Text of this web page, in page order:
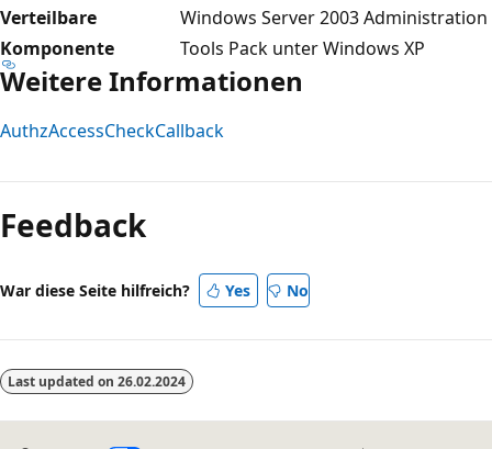
Verteilbare
Komponente
Windows Server 2003 Administration
Tools Pack unter Windows XP
Weitere Informationen
AuthzAccessCheckCallback
deaktiviert
Feedback
War diese Seite hilfreich? Yes No
Last updated on 26.02.2024